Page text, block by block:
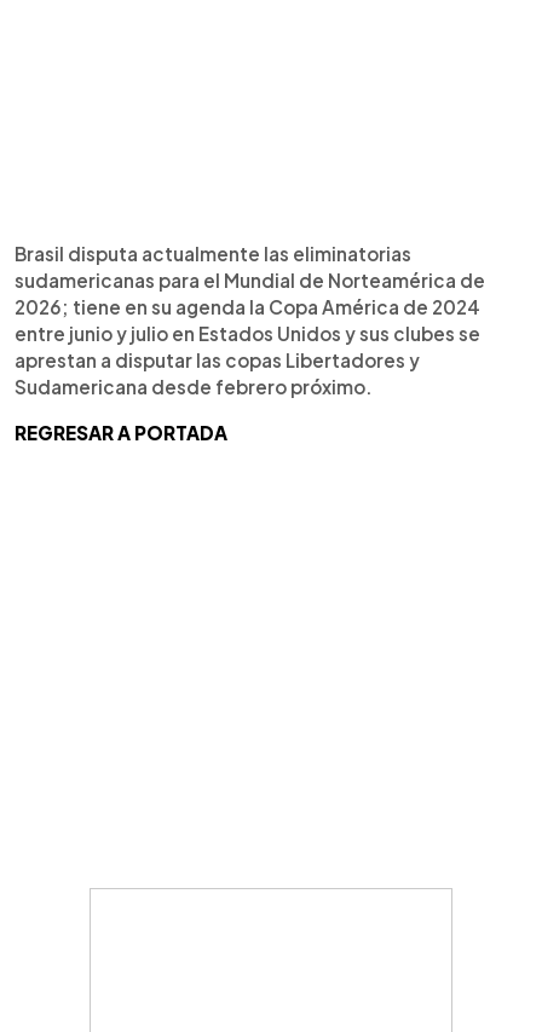
Brasil disputa actualmente las eliminatorias
sudamericanas para el Mundial de Norteamérica de
2026; tiene en su agenda la Copa América de 2024
entre junio y julio en Estados Unidos y sus clubes se
aprestan a disputar las copas Libertadores y
Sudamericana desde febrero próximo.
REGRESAR A PORTADA